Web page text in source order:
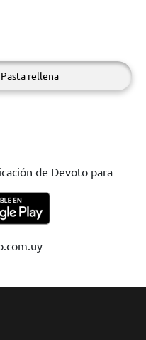
Pasta rellena
de Devoto para